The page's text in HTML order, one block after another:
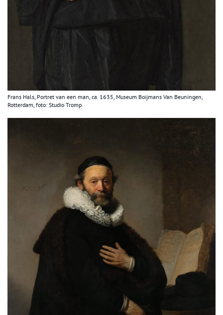
Frans Hals, Portret van een man, ca. 1635, Museum Boijmans Van Beuningen,
Rotterdam, foto: Studio Tromp.